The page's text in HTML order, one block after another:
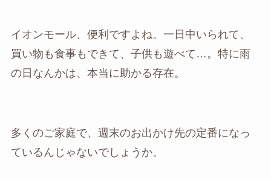
イオンモール、便利ですよね。一日中いられて、
買い物も食事もできて、子供も遊べて…。特に雨
の日なんかは、本当に助かる存在。
多くのご家庭で、週末のお出かけ先の定番になっ
ているんじゃないでしょうか。